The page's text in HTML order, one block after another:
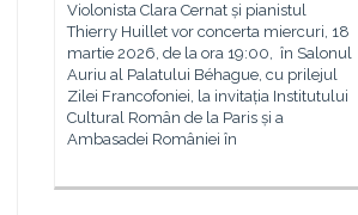
Violonista Clara Cernat și pianistul
Thierry Huillet vor concerta miercuri, 18
martie 2026, de la ora 19:00, în Salonul
Auriu al Palatului Béhague, cu prilejul
Zilei Francofoniei, la invitația Institutului
Cultural Român de la Paris și a
Ambasadei României în